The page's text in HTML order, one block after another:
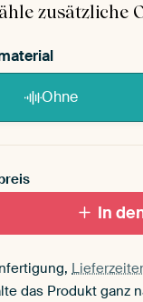
zusätzliche
Ohne
In
das Produkt ganz